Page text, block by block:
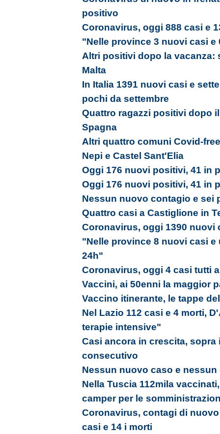
positivo
Coronavirus, oggi 888 casi e
"Nelle province 3 nuovi casi
Altri positivi dopo la vacanza:
Malta
In Italia 1391 nuovi casi e
pochi da settembre
Quattro ragazzi positivi dopo
Spagna
Altri quattro comuni Covid-
Nepi e Castel Sant'Elia
Oggi 176 nuovi positivi, 41 in
Oggi 176 nuovi positivi, 41 in
Nessun nuovo contagio e sei
Quattro casi a Castiglione in
Coronavirus, oggi 1390 nuovi
"Nelle province 8 nuovi casi
24h"
Coronavirus, oggi 4 casi tutti
Vaccini, ai 50enni la maggior
Vaccino itinerante, le tappe
Nel Lazio 112 casi e 4 morti,
terapie intensive"
Casi ancora in crescita,
consecutivo
Nessun nuovo caso e
Nella Tuscia 112mila
camper per le
Coronavirus, contagi di
casi e 14 i morti